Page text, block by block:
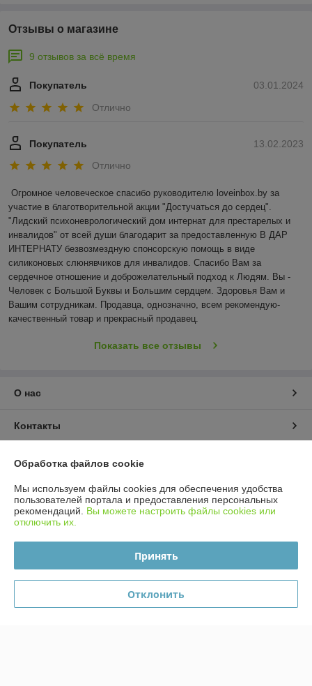
Отзывы о магазине
9 отзывов за всё время
03.01.2024
Покупатель
Отлично
13.02.2023
Покупатель
Отлично
Огромное человеческое спасибо руководителю loveinbox.by за
участие в благотворительной акции "Достучаться до сердец".
"Лидский психоневрологический дом интернат для престарелых и
инвалидов" от всей души благодарит за предоставленную В ДАР
ИНТЕРНАТУ безвозмездную спонсорскую помощь в виде
силиконовых слюнявчиков для инвалидов. Спасибо Вам за
сердечное отношение и доброжелательный подход к Людям. Вы -
Человек с Большой Буквы и Большим сердцем. Здоровья Вам и
Вашим сотрудникам. Продавца, однозначно, всем рекомендую-
качественный товар и прекрасный продавец.
Показать все отзывы
О нас
Контакты
Доставка и оплата
График работы
Полная версия сайта
Политика обработки cookies
Сайт создан на платформе Deal.by
Обработка файлов cookie
Мы используем файлы cookies для обеспечения удобства
пользователей портала и предоставления персональных
рекомендаций. Вы можете настроить файлы cookies или
отключить их.
Принять
Отклонить